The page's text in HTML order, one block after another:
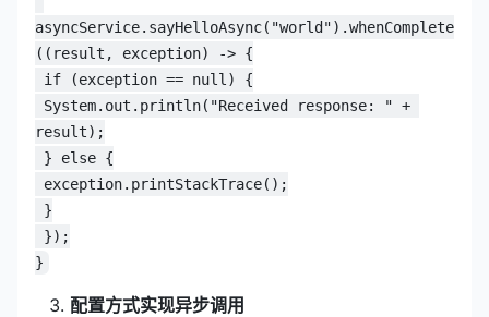
asyncService.sayHelloAsync("world").whenComplete
((result, exception) -> {
if (exception == null) {
result);
} else {
exception.printStackTrace();
}
});
}
配置方式实现异步调用